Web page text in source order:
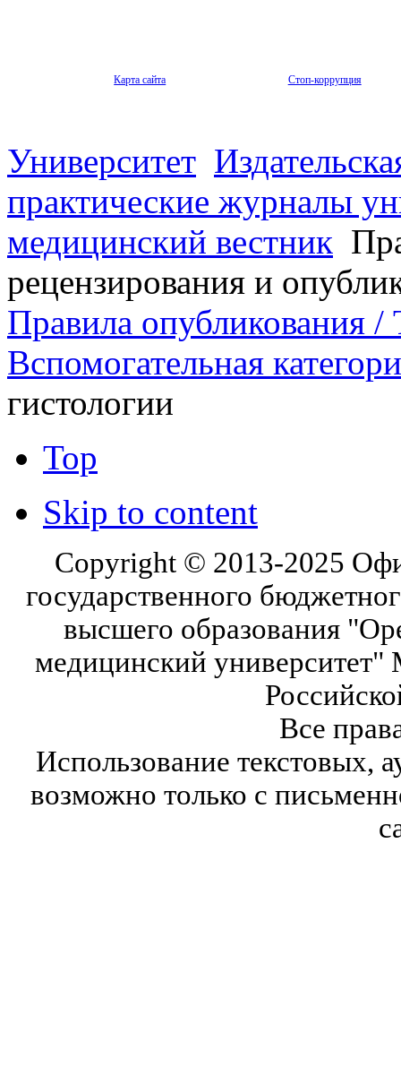
Карта сайта Стоп-коррупция
Университет
практические журналы
медицинский вестник
рецензирования и
Правила опубликования
Вспомогательная
гистологии
Top
Skip to content
Copyright © 2013-2025
государственного
высшего образования
медицинский университет"
Все
Использование текстовых,
возможно только с